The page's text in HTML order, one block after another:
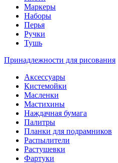
Маркеры
Наборы
Перья
Ручки
Тушь
Принадлежности для рисования
Аксессуары
Кистемойки
Масленки
Мастихины
Наждачная бумага
Палитры
Планки для подрамников
Распылители
Растушевки
Фартуки